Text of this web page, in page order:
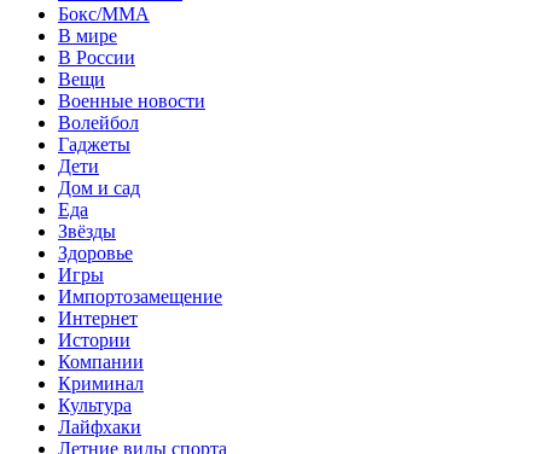
Бокс/MMA
В мире
В России
Вещи
Военные новости
Волейбол
Гаджеты
Дети
Дом и сад
Еда
Звёзды
Здоровье
Игры
Импортозамещение
Интернет
Истории
Компании
Криминал
Культура
Лайфхаки
Летние виды спорта